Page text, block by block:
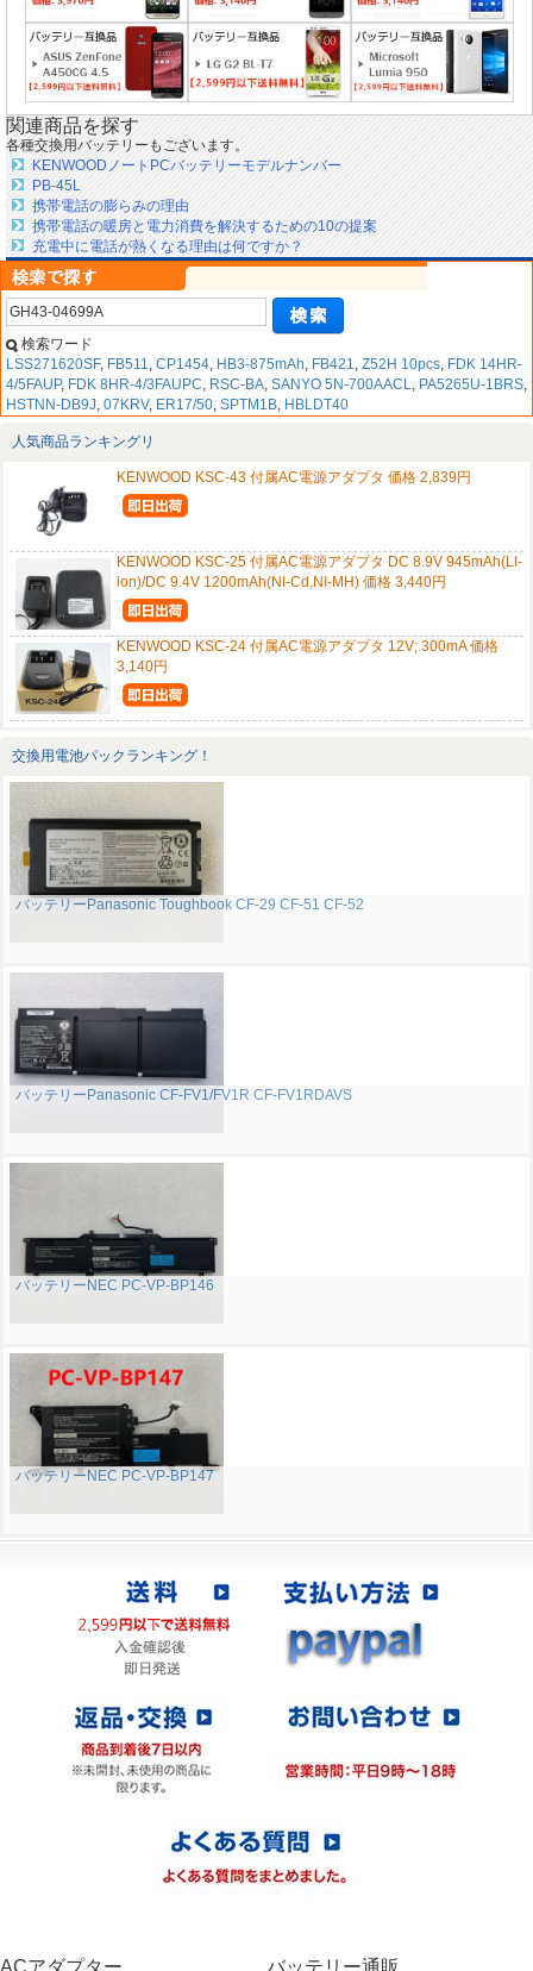
関連商品を探す
各種交換用バッテリーもございます。
KENWOODノートPCバッテリーモデルナンバー
PB-45L
携帯電話の膨らみの理由
携帯電話の暖房と電力消費を解決するための10の提案
充電中に電話が熱くなる理由は何ですか？
検索ワード
LSS271620SF, FB511, CP1454, HB3-875mAh, FB421, Z52H 10pcs, FDK 14HR-
4/5FAUP, FDK 8HR-4/3FAUPC, RSC-BA, SANYO 5N-700AACL, PA5265U-1BRS,
HSTNN-DB9J, 07KRV, ER17/50, SPTM1B, HBLDT40
人気商品ランキングリ
KENWOOD KSC-43 付属AC電源アダプタ 価格 2,839円
KENWOOD KSC-25 付属AC電源アダプタ DC 8.9V 945mAh(LI-
ion)/DC 9.4V 1200mAh(NI-Cd,NI-MH) 価格 3,440円
KENWOOD KSC-24 付属AC電源アダプタ 12V; 300mA 価格
3,140円
交換用電池パックランキング！
バッテリーPanasonic Toughbook CF-29 CF-51 CF-52
バッテリーPanasonic CF-FV1/FV1R CF-FV1RDAVS
バッテリーNEC PC-VP-BP146
バッテリーNEC PC-VP-BP147